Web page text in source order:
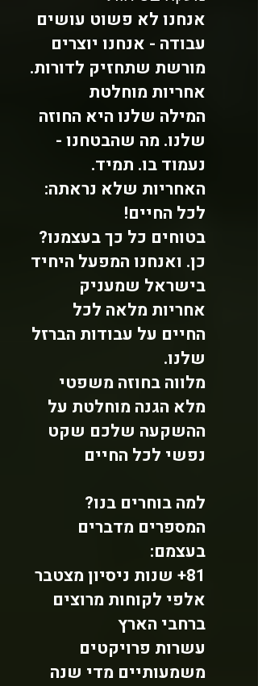
אנחנו לא פשוט עושים
עבודה - אנחנו יוצרים
מורשת שתחזיק לדורות.
אחריות מוחלטת
המילה שלנו היא החוזה
שלנו. מה שהבטחנו -
נעמוד בו. תמיד.
האחריות שלא נראתה:
לכל החיים!
בטוחים כל כך בעצמנו?
כן. ואנחנו המפעל היחיד
בישראל שמעניק
אחריות מלאה לכל
החיים על עבודות הברזל
שלנו.
מלווה בחוזה משפטי
מלא הגנה מוחלטת על
ההשקעה שלכם שקט
נפשי לכל החיים
למה בוחרים בנו?
המספרים מדברים
בעצמם:
81+ שנות ניסיון מצטבר
אלפי לקוחות מרוצים
ברחבי הארץ
עשרות פרויקטים
משמעותיים מדי שנה